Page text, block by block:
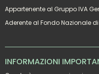
Appartenente al Gruppo IVA
Aderente al Fondo Nazionale
INFORMAZIONI